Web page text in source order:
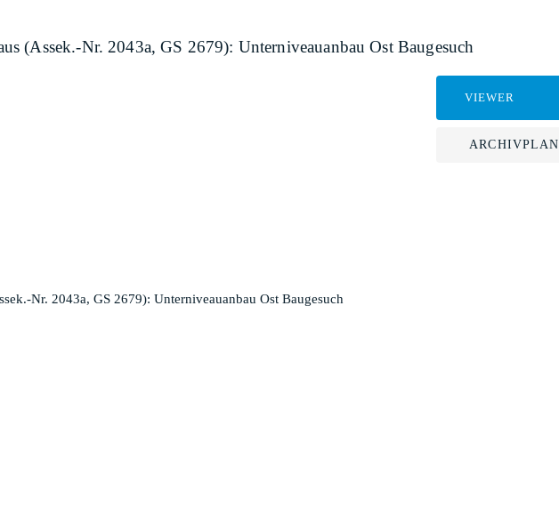
(Assek.-Nr. 2043a, GS 2679): Unterniveauanbau Ost Baugesuch
VIEWER
ARCHIVPLAN
Nr. 2043a, GS 2679): Unterniveauanbau Ost Baugesuch